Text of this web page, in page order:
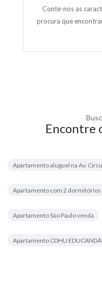
Conte-nos as
procura que
Encontre
Apartamento aluguel na Av.
Apartamento com 2 dormitórios
Apartamento São Paulo venda
Apartamento CDHU